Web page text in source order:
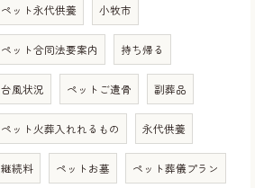
ペット永代供養 小牧市
ペット合同法要案内 持ち帰る
台風状況 ペットご遺骨 副葬品
ペット火葬入れれるもの 永代供養
継続料 ペットお墓 ペット葬儀プラン